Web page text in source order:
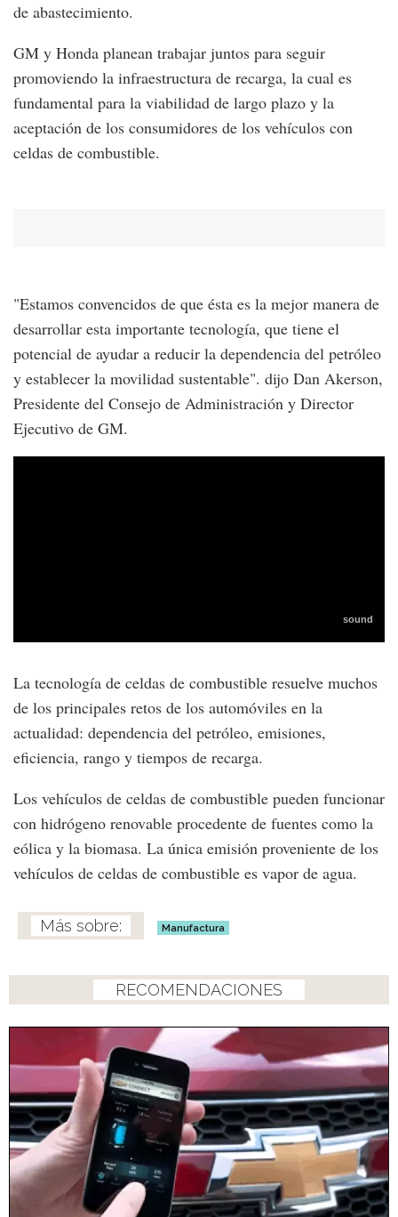
de abastecimiento.
GM y Honda planean trabajar juntos para seguir
promoviendo la infraestructura de recarga, la cual es
fundamental para la viabilidad de largo plazo y la
aceptación de los consumidores de los vehículos con
celdas de combustible.
"Estamos convencidos de que ésta es la mejor manera de
desarrollar esta importante tecnología, que tiene el
potencial de ayudar a reducir la dependencia del petróleo
y establecer la movilidad sustentable". dijo Dan Akerson,
Presidente del Consejo de Administración y Director
Ejecutivo de GM.
La tecnología de celdas de combustible resuelve muchos
de los principales retos de los automóviles en la
actualidad: dependencia del petróleo, emisiones,
eficiencia, rango y tiempos de recarga.
Los vehículos de celdas de combustible pueden funcionar
con hidrógeno renovable procedente de fuentes como la
eólica y la biomasa. La única emisión proveniente de los
vehículos de celdas de combustible es vapor de agua.
Manufactura
RECOMENDACIONES